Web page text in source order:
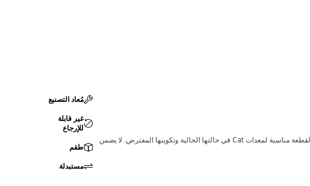
قد تؤدي أي تغييرات في ضبط الشركة المصنعة إلى عدم ملاءمة المنتج لمعدات Cat لديك. يرجى استشارة وكيل Cat لديك قبل الشراء للتأكد من أن هذه القطعة مناسبة لمعدات Cat في حالتها الحالية وتكوينها المفترض. لا يضمن
مُعاد التصنيع
غير قابلة
للإرجاع
طقم
مستبدلة